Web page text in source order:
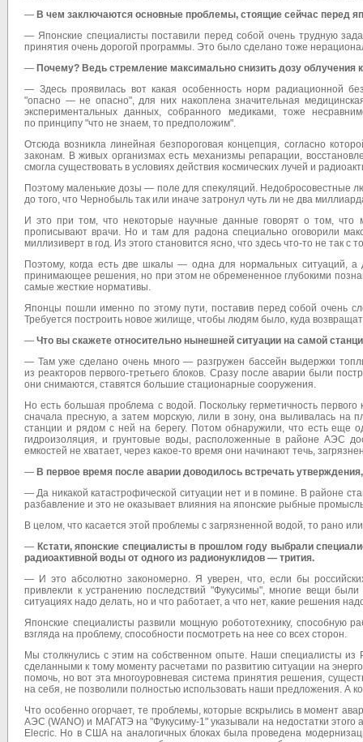
— В чем заключаются основные проблемы, стоящие сейчас перед
— Японские специалисты поставили перед собой очень трудную
принятия очень дорогой программы. Это было сделано тоже
— Почему? Ведь стремление максимально снизить дозу облучения
— Здесь проявилась вот какая особенность норм радиационной
"опасно — не опасно", для них накоплена значительная
экспериментальных данных, собранного медиками, тоже
по принципу "что не знаем, то предположим".
Отсюда возникла линейная безпороговая концепция, согласно
законам. В живых организмах есть механизмы репарации,
смогла существовать в условиях действия космических лучей и
Поэтому маленькие дозы — поле для спекуляций. Недобросовестные
до того, что Чернобыль так или иначе затронул чуть ли не два
И это при том, что некоторые научные данные говорят о том,
прописывают врачи. Но и там для радона специально оговорили
миллизиверт в год. Из этого становится ясно, что здесь что-то не так
Поэтому, когда есть две шкалы — одна для нормальных ситуаций,
принимающее решения, но при этом не обремененное глубокими
самые жесткие нормативы.
Японцы пошли именно по этому пути, поставив перед собой очень
Требуется построить новое жилище, чтобы людям было, куда
— Что вы скажете относительно нынешней ситуации на самой
— Там уже сделано очень много — разгружен бассейн выдержки
из реакторов первого-третьего блоков. Сразу после аварии были
они снимаются, ставятся большие стационарные сооружения.
Но есть большая проблема с водой. Поскольку герметичность
сначала пресную, а затем морскую, лили в зону, она выливалась на
станции и рядом с ней на берегу. Потом обнаружили, что есть еще
гидроизоляция, и грунтовые воды, расположенные в районе АЭС
емкостей не хватает, через какое-то время они начинают течь,
— В первое время после аварии доводилось встречать
— Да никакой катастрофической ситуации нет и в помине. В районе
разбавление и это не оказывает влияния на японские рыбные
В целом, что касается этой проблемы с загрязненной водой, то рано
— Кстати, японские специалисты в прошлом году выбрали
радиоактивной воды от одного из радионуклидов — трития.
— И это абсолютно закономерно. Я уверен, что, если бы
привлекли к устранению последствий "Фукусимы", многие вещи
ситуациях надо делать, но и что работает, а что нет, какие решения
Японские специалисты развили мощную робототехнику, способную
взгляда на проблему, способности посмотреть на нее со всех сторон.
Мы столкнулись с этим на собственном опыте. Наши специалисты
сделанными к тому моменту расчетами по развитию ситуации на
помочь, но вот эта многоуровневая система принятия решения,
на себя, не позволили полностью использовать наши предложения. А
Что особенно огорчает, те проблемы, которые вскрылись в момент
АЭС (WANO) и МАГАТЭ на "Фукусиму-1" указывали на недостатки этого
Elecric. Но в США на аналогичных блоках была проведена